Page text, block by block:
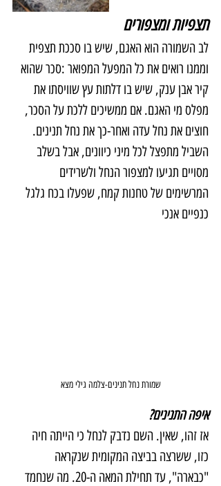
תצפיות ומצפורים
לב השמורה הוא האגם, שיש בו סככת תצפית
וממנו רואים את כל המפעל המפואר :סכר שהוא
קיר אבן ענק, שיש בו דלתות עץ שוויסתו את
מפלס מי האגם. אם ממשיכים ללכת על הסכר,
חוצים את נחל עדה ואחר-כך את נחל תנינים.
השביל מתפצל לכל מיני כיוונים, אבל בשלב
מסויים תגיעו למצפור הנחל ולשרידים
המרשימים של טחנות קמח, שפעלו בכח גלגל
כנפיים אנכי
שמורת נחל תנינים-צלמה גילי מצא
איפה התנינים?
אז זהו, שאין. השם נדבק לנחל כי הייתה חיה
כזו, ששרצה בביצה המקומית שנקראה
"כבארה", עד תחילת המאה ה-20. מה שנחמד